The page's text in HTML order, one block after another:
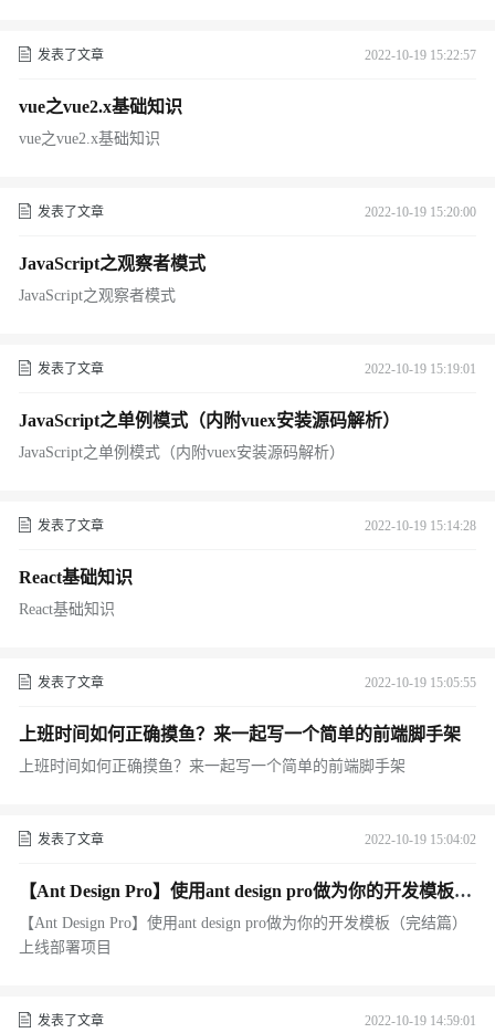
发表了文章 2022-10-19 15:22:57
vue之vue2.x基础知识
vue之vue2.x基础知识
发表了文章 2022-10-19 15:20:00
JavaScript之观察者模式
JavaScript之观察者模式
发表了文章 2022-10-19 15:19:01
JavaScript之单例模式（内附vuex安装源码解析）
JavaScript之单例模式（内附vuex安装源码解析）
发表了文章 2022-10-19 15:14:28
React基础知识
React基础知识
发表了文章 2022-10-19 15:05:55
上班时间如何正确摸鱼？来一起写一个简单的前端脚手架
上班时间如何正确摸鱼？来一起写一个简单的前端脚手架
发表了文章 2022-10-19 15:04:02
【Ant Design Pro】使用ant design pro做为你的开发模板
（完结篇）上线部署项目
【Ant Design Pro】使用ant design pro做为你的开发模板（完结篇）
上线部署项目
发表了文章 2022-10-19 14:59:01